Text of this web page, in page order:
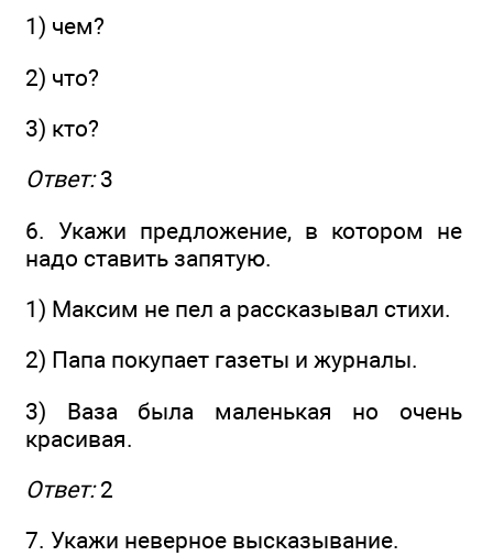
1) чем?
2) что?
3) кто?
Ответ:3
6. Укажи предложение, в котором не
надо ставить запятую.
1) Максим не пел а рассказывал стихи.
2) Папа покупает газеты и журналы.
3) Ваза была маленькая но очень
красивая.
Ответ:2
7. Укажи неверное высказывание.